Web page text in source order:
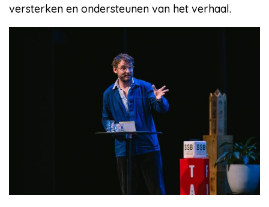
versterken en ondersteunen van het verhaal.